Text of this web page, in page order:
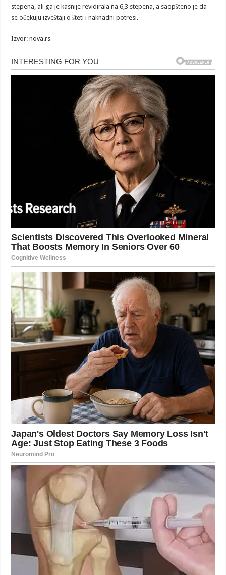
stepena, ali ga je kasnije revidirala na 6,3 stepena, a saopšteno je da
se očekuju izveštaji o šteti i naknadni potresi.
Izvor: nova.rs